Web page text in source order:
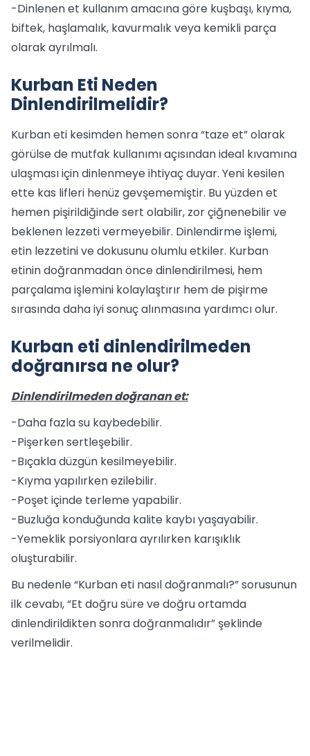
-Dinlenen et kullanım amacına göre kuşbaşı, kıyma,
biftek, haşlamalık, kavurmalık veya kemikli parça
olarak ayrılmalı.
Kurban Eti Neden
Dinlendirilmelidir?
Kurban eti kesimden hemen sonra “taze et” olarak
görülse de mutfak kullanımı açısından ideal kıvamına
ulaşması için dinlenmeye ihtiyaç duyar. Yeni kesilen
ette kas lifleri henüz gevşememiştir. Bu yüzden et
hemen pişirildiğinde sert olabilir, zor çiğnenebilir ve
beklenen lezzeti vermeyebilir. Dinlendirme işlemi,
etin lezzetini ve dokusunu olumlu etkiler. Kurban
etinin doğranmadan önce dinlendirilmesi, hem
parçalama işlemini kolaylaştırır hem de pişirme
sırasında daha iyi sonuç alınmasına yardımcı olur.
Kurban eti dinlendirilmeden
doğranırsa ne olur?
Dinlendirilmeden doğranan et:
-Daha fazla su kaybedebilir.
-Pişerken sertleşebilir.
-Bıçakla düzgün kesilmeyebilir.
-Kıyma yapılırken ezilebilir.
-Poşet içinde terleme yapabilir.
-Buzluğa konduğunda kalite kaybı yaşayabilir.
-Yemeklik porsiyonlara ayrılırken karışıklık
oluşturabilir.
Bu nedenle “Kurban eti nasıl doğranmalı?” sorusunun
ilk cevabı, “Et doğru süre ve doğru ortamda
dinlendirildikten sonra doğranmalıdır” şeklinde
verilmelidir.